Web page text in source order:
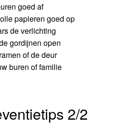
goed af
papieren goed op
de verlichting
gordijnen open
of de deur
buren of familie
2/2